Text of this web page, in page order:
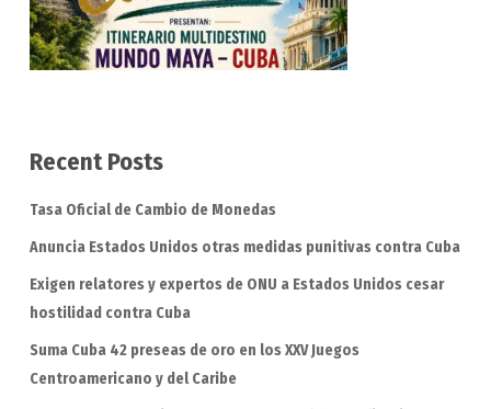
Recent Posts
Tasa Oficial de Cambio de Monedas
Anuncia Estados Unidos otras medidas punitivas contra Cuba
Exigen relatores y expertos de ONU a Estados Unidos cesar
hostilidad contra Cuba
Suma Cuba 42 preseas de oro en los XXV Juegos
Centroamericano y del Caribe